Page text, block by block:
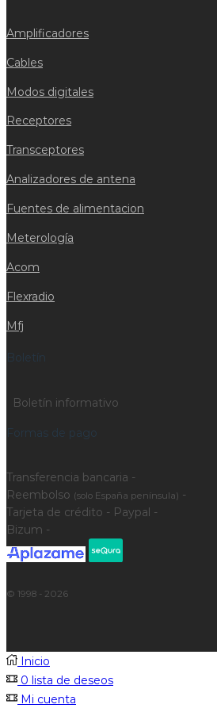
Amplificadores
Cables
Modos digitales
Receptores
Transceptores
Analizadores de antena
Fuentes de alimentacion
Meterología
Acom
Flexradio
Mfj
Boletín
Boletín informativo
Formas de pago
Transferencia bancaria -
Reembolso (solo España península) -
Tarjeta de crédito - Paypal -
Bizum -
© 1998 - 2026
Inicio
0 lista de deseos
Mi cuenta